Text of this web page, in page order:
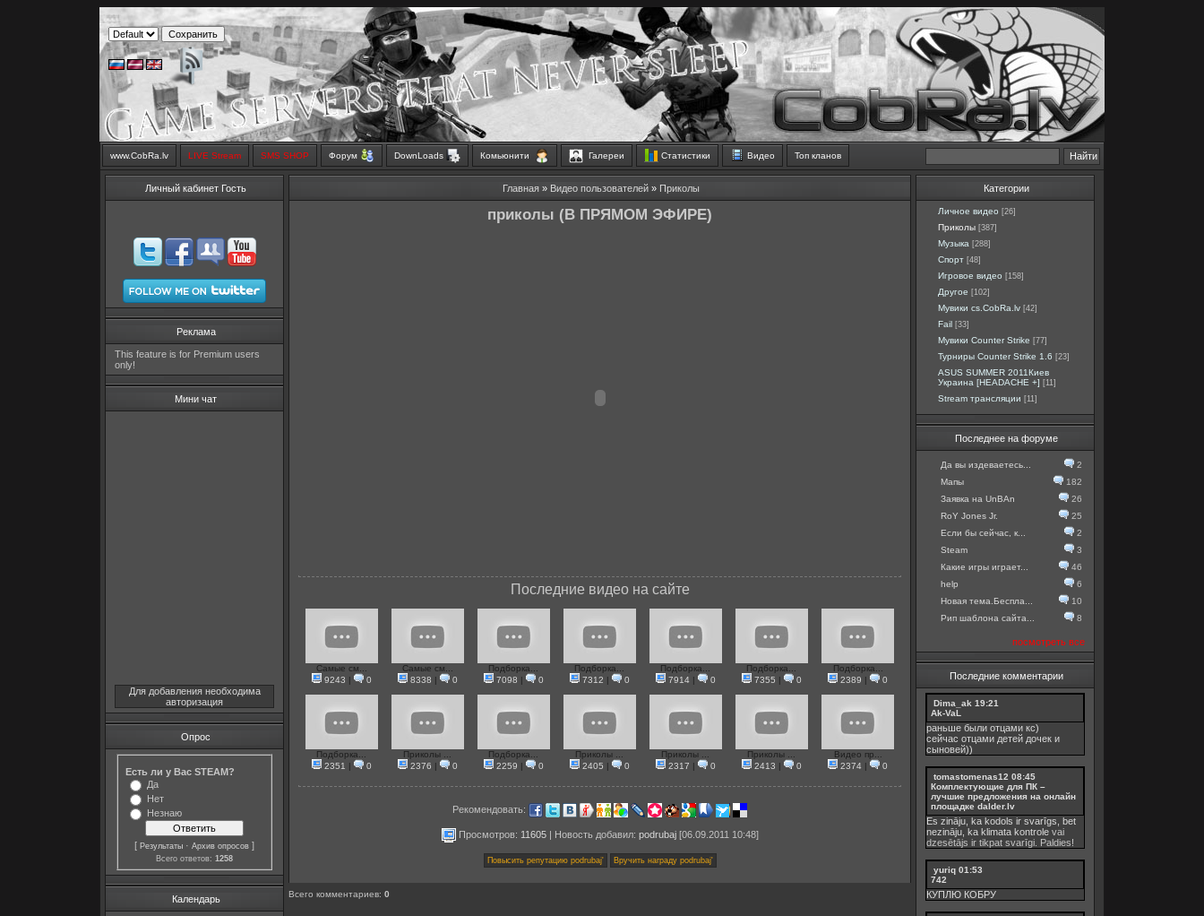
www.CobRa.lv LIVE Stream SMS SHOP Форум DownLoads Комьюнити Галереи Статистики Видео Топ кланов
Личный кабинет Гость
Реклама
This feature is for Premium users
only!
Мини чат
Для добавления необходима
авторизация
Опрос
Есть ли у Вас STEAM?
Да
Нет
Незнаю
[ Результаты · Архив опросов ]
Всего ответов: 1258
Календарь
Главная » Видео пользователей » Приколы
приколы (В ПРЯМОМ ЭФИРЕ)
Последние видео на сайте
Самые см...
9243 | 0
Самые см...
8338 | 0
Подборка...
7098 | 0
Подборка...
7312 | 0
Подборка...
7914| 0
Подборка...
7355 | 0
Подборка...
2389 | 0
Подборка...
2351 | 0
Приколы ...
2376 | 0
Подборка...
2259 | 0
Приколы ...
2405 | 0
Приколы ...
2317 | 0
Приколы ...
2413 | 0
Видео пр...
2374 | 0
Рекомендовать:
Просмотров: 11605| Новость добавил: podrubaj[06.09.2011 10:48]
Всего комментариев: 0
Категории
Личное видео [26]
Приколы [387]
Музыка [288]
Спорт [48]
Игровое видео [158]
Другое [102]
Мувики cs.CobRa.lv [42]
Fail [33]
Мувики Counter Strike [77]
Турниры Counter Strike 1.6 [23]
ASUS SUMMER 2011Киев
Украина [HEADACHE +] [11]
Stream трансляции [11]
Последнее на форуме
Да вы издеваетесь...
2
Мапы
182
Заявка на UnBAn
26
RoY Jones Jr.
25
Если бы сейчас, к...
2
Steam
3
Какие игры играет...
46
help
6
Новая тема.Беспла...
10
Рип шаблона сайта...
8
посмотреть все
Последние комментарии
Dima_ak 19:21
Ak-VaL
раньше были отцами кс)
сейчас отцами детей дочек и
сыновей))
tomastomenas12 08:45
Комплектующие для ПК –
лучшие предложения на онлайн
площадке dalder.lv
Es zināju, ka kodols ir svarīgs, bet
nezināju, ka klimata kontrole vai
dzesētājs ir tikpat svarīgi. Paldies!
yuriq 01:53
742
КУПЛЮ КОБРУ